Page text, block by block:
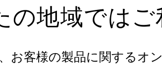
の地域では
お客様の製品に関するオ